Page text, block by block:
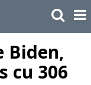
Biden,
cu 306